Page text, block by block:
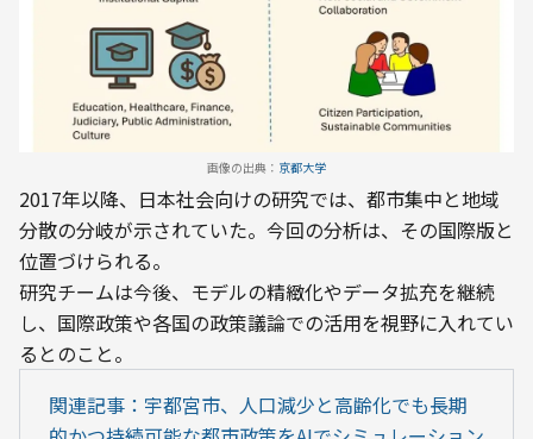
画像の出典： 京都大学
2017年以降、日本社会向けの研究では、都市集中と地域
分散の分岐が示されていた。今回の分析は、その国際版と
位置づけられる。
研究チームは今後、モデルの精緻化やデータ拡充を継続
し、国際政策や各国の政策議論での活用を視野に入れてい
るとのこと。
関連記事：宇都宮市、人口減少と高齢化でも長期